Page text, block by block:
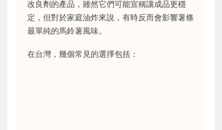
改良劑的產品，雖然它們可能宣稱讓成品更穩
定，但對於家庭油炸來說，有時反而會影響薯條
最單純的馬鈴薯風味。
在台灣，幾個常見的選擇包括：